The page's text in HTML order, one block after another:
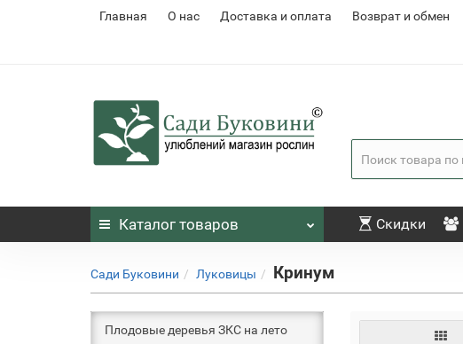
Главная О нас Доставка и оплата Возврат и обмен
Каталог товаров Скидки
Сади Буковини Луковицы Кринум
Плодовые деревья ЗКС на лето